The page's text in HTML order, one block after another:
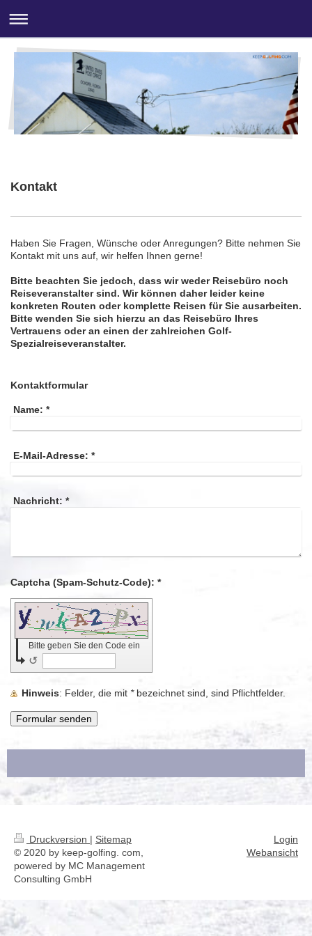
Kontakt
Haben Sie Fragen, Wünsche oder Anregungen? Bitte nehmen Sie
Kontakt mit uns auf, wir helfen Ihnen gerne!
Bitte beachten Sie jedoch, dass wir weder Reisebüro noch
Reiseveranstalter sind. Wir können daher leider keine
konkreten Routen oder komplette Reisen für Sie ausarbeiten.
Bitte wenden Sie sich hierzu an das Reisebüro Ihres
Vertrauens oder an einen der zahlreichen Golf-
Spezialreiseveranstalter.
Kontaktformular
Name: *
E-Mail-Adresse: *
Nachricht: *
Captcha (Spam-Schutz-Code): *
Bitte geben Sie den Code ein
↺
Hinweis : Felder, die mit *bezeichnet sind, sind Pflichtfelder.
Druckversion | Sitemap
© 2020 by keep-golfing. com,
powered by MC Management
Consulting GmbH
Login
Webansicht